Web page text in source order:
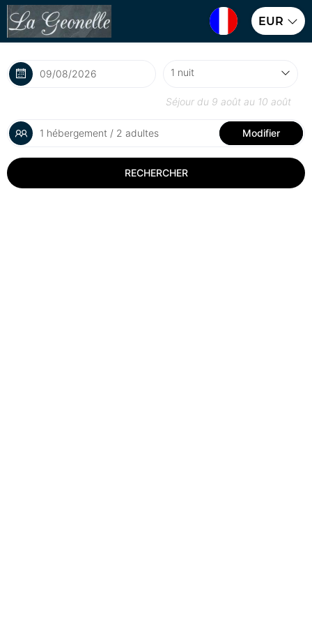
EUR
Séjour du 9 août au 10 août
1 hébergement / 2 adultes Modifier